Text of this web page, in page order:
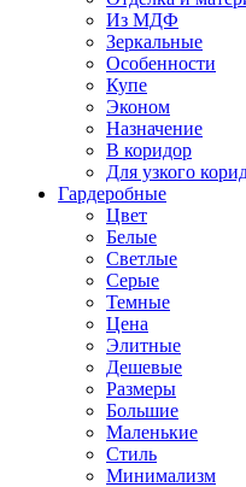
Из МДФ
Зеркальные
Особенности
Купе
Эконом
Назначение
В коридор
Для узкого
Гардеробные
Цвет
Белые
Светлые
Серые
Темные
Цена
Элитные
Дешевые
Размеры
Большие
Маленькие
Стиль
Минимализм